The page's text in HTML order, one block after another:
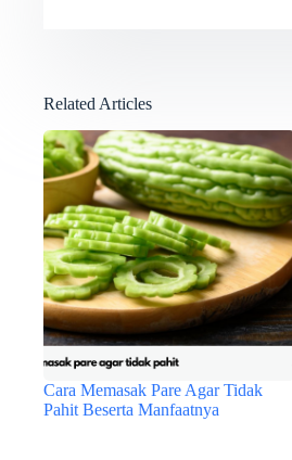
Related Articles
Cara Memasak Pare Agar Tidak
Pahit Beserta Manfaatnya